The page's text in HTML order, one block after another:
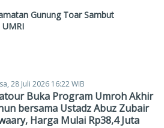
Gunung Toar Sambut
28 Juli 2026 16:22 WIB
Buka Program Umroh Akhir
bersama Ustadz Abuz Zubair
Harga Mulai Rp38,4 Juta